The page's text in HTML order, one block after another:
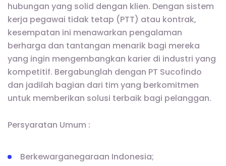
hubungan yang solid dengan klien. Dengan sistem
kerja pegawai tidak tetap (PTT) atau kontrak,
kesempatan ini menawarkan pengalaman
berharga dan tantangan menarik bagi mereka
yang ingin mengembangkan karier di industri yang
kompetitif. Bergabunglah dengan PT Sucofindo
dan jadilah bagian dari tim yang berkomitmen
untuk memberikan solusi terbaik bagi pelanggan.
Persyaratan Umum :
Berkewarganegaraan Indonesia;